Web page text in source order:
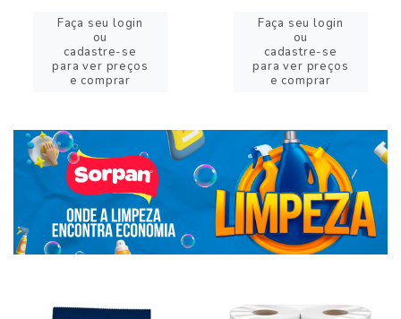
Faça seu login
ou
cadastre-se
para ver preços
e comprar
Faça seu login
ou
cadastre-se
para ver preços
e comprar